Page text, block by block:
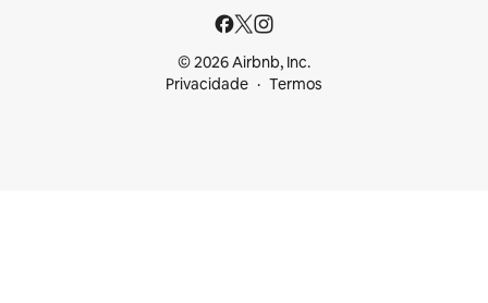
© 2026 Airbnb, Inc.
Privacidade
Termos